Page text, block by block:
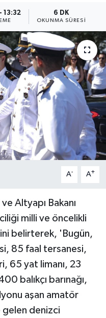
13:32 6 DK
OKUNMA SÜRESI
A- A+
Altyapı Bakanı
milli ve öncelikli
belirterek, 'Bugün,
85 faal tersanesi,
65 yat limanı, 23
balıkçı barınağı,
aşan amatör
gelen denizci